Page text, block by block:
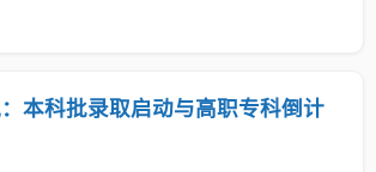
本科批录取启动与高职专科倒计